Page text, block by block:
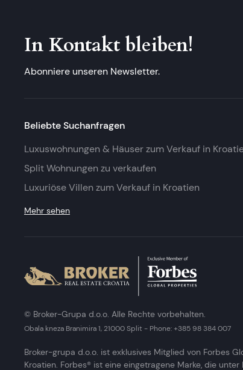
In Kontakt bleiben!
Abonniere unseren Newsletter.
Beliebte Suchanfragen
Luxuswohnungen & Häuser zum Verkauf in
Split Wohnungen zu verkaufen
Luxuriöse Villen zum Verkauf in Kroatien
Mehr sehen
© Broker-Grupa d.o.o. Alle Rechte vorbehalten.
Obala kneza Branimira 1, 21000 Split - Phone: +385 98 384 007
Broker-grupa d.o.o. ist exklusives Mitglied von Forbes
Kroatien. Forbes® ist eine eingetragene Marke, die unter